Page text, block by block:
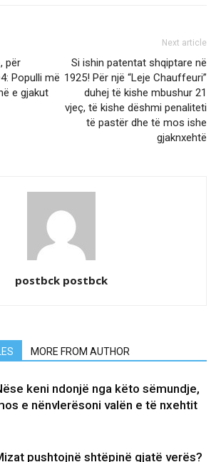
për
Populli më
e gjakut
Next article
Si ishin patentat shqiptare në
1925! Për një “Leje Chauffeuri”
duhej të kishe mbushur 21
vjeç, të kishe dëshmi penaliteti
të pastër dhe të mos ishe
gjaknxehtë
postbck postbck
MORE FROM AUTHOR
keni ndonjë nga këto sëmundje,
e nënvlerësoni valën e të nxehtit
pushtojnë shtëpinë gjatë verës?